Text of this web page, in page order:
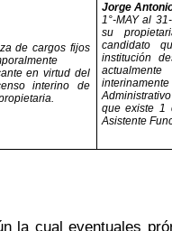
de cargos fijos
en virtud del
interino de
Jorge
1°-MAY al
su
candidato
institución
que existe 1
Asistente
la cual eventuales